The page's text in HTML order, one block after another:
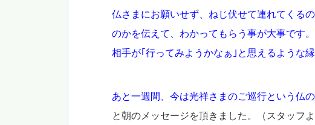
仏さまにお願いせず、ねじ伏せて連れてくる
のかを伝えて、わかってもらう事が大事です。
相手が｢行ってみようかなぁ｣と思えるような
あと一週間、今は光祥さまのご巡行という仏
と朝のメッセージを頂きました。（スタッフよ